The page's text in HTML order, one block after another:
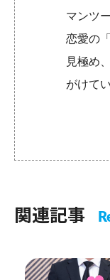
マンツ
恋愛の
見極め
がけて
関連記事